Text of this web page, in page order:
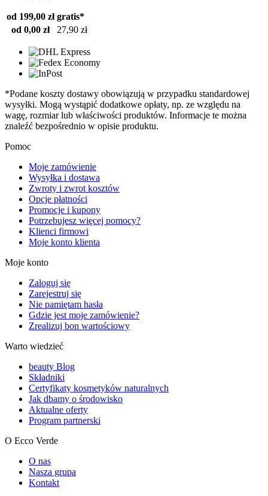
od 199,00 zł gratis*
od 0,00 zł
27,90 zł
*Podane koszty dostawy obowiązują w przypadku standardowej
wysyłki. Mogą wystąpić dodatkowe opłaty, np. ze względu na
wagę, rozmiar lub właściwości produktów. Informacje te można
znaleźć bezpośrednio w opisie produktu.
Pomoc
Moje zamówienie
Wysyłka i dostawa
Zwroty i zwrot kosztów
Opcje płatności
Promocje i kupony
Potrzebujesz więcej pomocy?
Klienci firmowi
Moje konto klienta
Moje konto
Zaloguj się
Zarejestruj się
Nie pamiętam hasła
Gdzie jest moje zamówienie?
Zrealizuj bon wartościowy
Warto wiedzieć
beauty Blog
Składniki
Certyfikaty kosmetyków naturalnych
Jak dbamy o środowisko
Aktualne oferty
Program partnerski
O Ecco Verde
O nas
Nasza grupa
Kontakt